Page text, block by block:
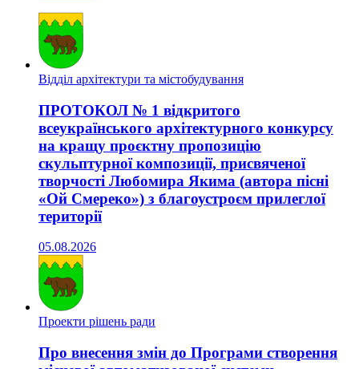
Відділ архітектури та містобудування
ПРОТОКОЛ № 1 відкритого
всеукраїнського архітектурного конкурсу
на кращу проєктну пропозицію
скульптурної композиції, присвяченої
творчості Любомира Якима (автора пісні
«Ой Смереко») з благоустроєм прилеглої
території
05.08.2026
Проекти рішень ради
Про внесення змін до Програми створення